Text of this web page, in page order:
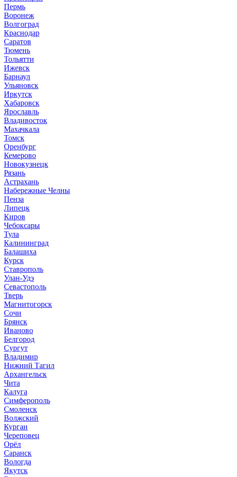
Пермь
Воронеж
Волгоград
Краснодар
Саратов
Тюмень
Тольятти
Ижевск
Барнаул
Ульяновск
Иркутск
Хабаровск
Ярославль
Владивосток
Махачкала
Томск
Оренбург
Кемерово
Новокузнецк
Рязань
Астрахань
Набережные Челны
Пенза
Липецк
Киров
Чебоксары
Тула
Калининград
Балашиха
Курск
Ставрополь
Улан-Удэ
Севастополь
Тверь
Магнитогорск
Сочи
Брянск
Иваново
Белгород
Сургут
Владимир
Нижний Тагил
Архангельск
Чита
Калуга
Симферополь
Смоленск
Волжский
Курган
Череповец
Орёл
Саранск
Вологда
Якутск